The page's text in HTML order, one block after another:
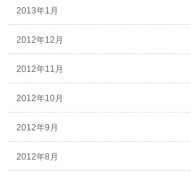
2013年1月
2012年12月
2012年11月
2012年10月
2012年9月
2012年8月